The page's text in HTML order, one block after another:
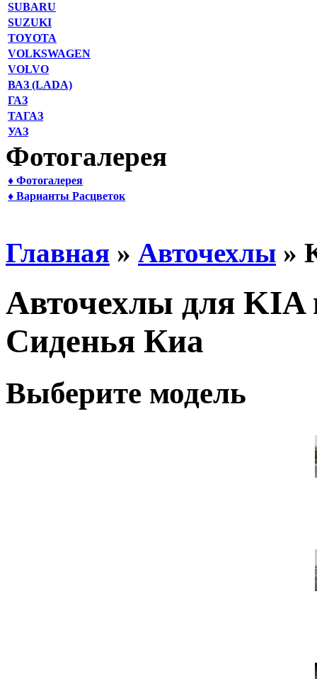
SUBARU
SUZUKI
TOYOTA
VOLKSWAGEN
VOLVO
ВАЗ (LADA)
ГАЗ
ТАГАЗ
УАЗ
Фотогалерея
♦ Фотогалерея
♦ Варианты Расцветок
Главная » Авточехлы »
Авточехлы для KIA
Сиденья Киа
Выберите модель